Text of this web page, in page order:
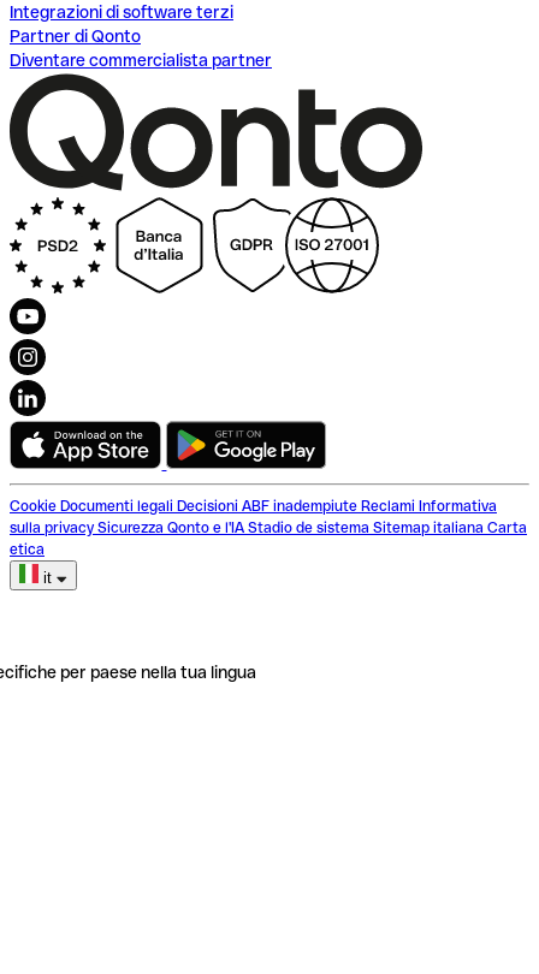
Integrazioni di software terzi
Partner di Qonto
Diventare commercialista partner
Cookie Documenti legali Decisioni ABF inadempiute Reclami Informativa
sulla privacy Sicurezza Qonto e l'IA Stadio de sistema Sitemap italiana Carta
etica
it
per paese nella tua lingua